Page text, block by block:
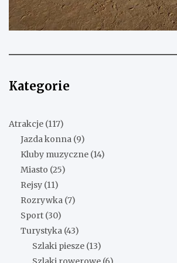
Kategorie
Atrakcje (117)
Jazda konna (9)
Kluby muzyczne (14)
Miasto (25)
Rejsy (11)
Rozrywka (7)
Sport (30)
Turystyka (43)
Szlaki piesze (13)